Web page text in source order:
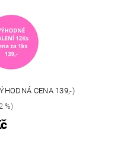
CENA 139,-)
%)